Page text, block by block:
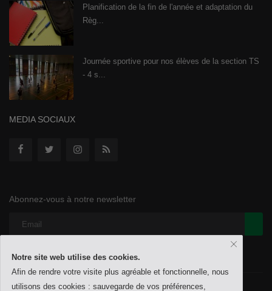
Planification de la fin de l'année et adaptation du
Règ...
Journée sportive pour nos élèves de la section TS
- 4 s...
MEDIA SOCIAUX
Abonnez-vous à notre newsletter
Notre site web utilise des cookies.
Afin de rendre votre visite plus agréable et fonctionnelle, nous
utilisons des cookies : sauvegarde de vos préférences,